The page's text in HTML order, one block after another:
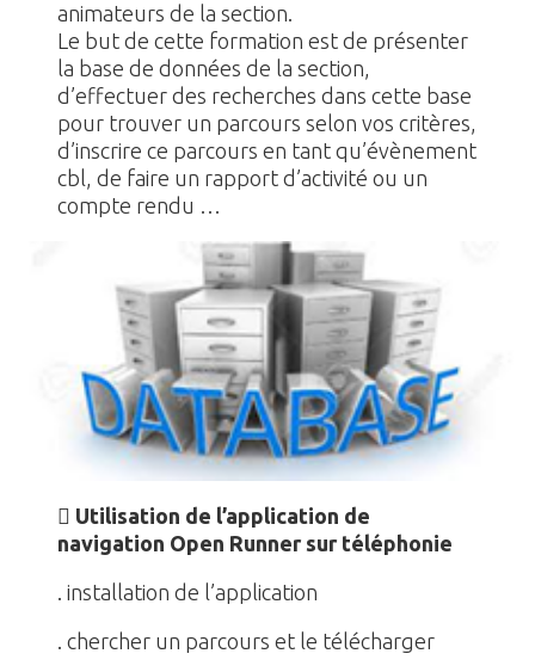
animateurs de la section.
Le but de cette formation est de présenter
la base de données de la section,
d’effectuer des recherches dans cette base
pour trouver un parcours selon vos critères,
d’inscrire ce parcours en tant qu’évènement
cbl, de faire un rapport d’activité ou un
compte rendu …
 Utilisation de l’application de
navigation Open Runner sur téléphonie
. installation de l’application
. chercher un parcours et le télécharger